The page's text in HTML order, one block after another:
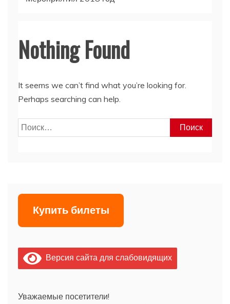
Nothing Found
It seems we can’t find what you’re looking for.
Perhaps searching can help.
Найти:
Купить билеты
Версия сайта для слабовидящих
Уважаемые посетители!